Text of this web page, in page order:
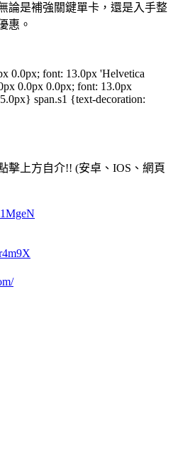
論是補強關鍵單卡，還是入手整
惠。
0.0px; font: 13.0px 'Helvetica
0.0px 0.0px; font: 13.0px
span.s1 {text-decoration:
擊上方自介!! (安卓、IOS、網頁